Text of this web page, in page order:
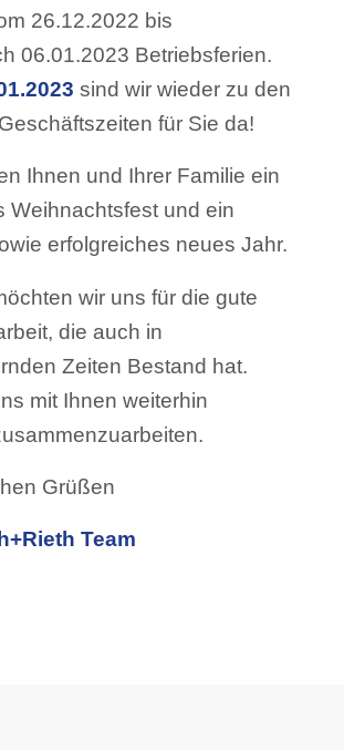
26.12.2022 bis
06.01.2023 Betriebsferien.
sind wir wieder zu den
für Sie da!
Ihnen und Ihrer Familie ein
Weihnachtsfest und ein
erfolgreiches neues Jahr.
wir uns für die gute
die auch in
Zeiten Bestand hat.
mit Ihnen weiterhin
Grüßen
Team